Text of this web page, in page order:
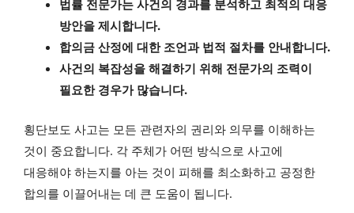
법률 전문가는 사건의 경과를 분석하고 최적의 대응
방안을 제시합니다.
합의금 산정에 대한 조언과 법적 절차를 안내합니다.
사건의 복잡성을 해결하기 위해 전문가의 조력이
필요한 경우가 많습니다.
횡단보도 사고는 모든 관련자의 권리와 의무를 이해하는
것이 중요합니다. 각 주체가 어떤 방식으로 사고에
대응해야 하는지를 아는 것이 피해를 최소화하고 공정한
합의를 이끌어내는 데 큰 도움이 됩니다.